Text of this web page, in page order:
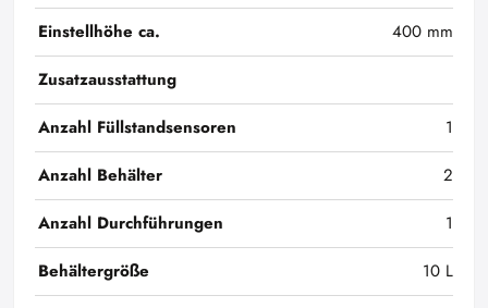
Einstellhöhe ca.
400 mm
Zusatzausstattung
Anzahl Füllstandsensoren
1
Anzahl Behälter
2
Anzahl Durchführungen
1
Behältergröße
10 L